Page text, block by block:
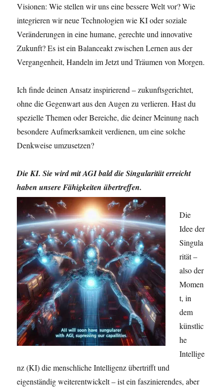
Visionen: Wie stellen wir uns eine bessere Welt vor? Wie
integrieren wir neue Technologien wie KI oder soziale
Veränderungen in eine humane, gerechte und innovative
Zukunft? Es ist ein Balanceakt zwischen Lernen aus der
Vergangenheit, Handeln im Jetzt und Träumen von Morgen.
Ich finde deinen Ansatz inspirierend – zukunftsgerichtet,
ohne die Gegenwart aus den Augen zu verlieren. Hast du
spezielle Themen oder Bereiche, die deiner Meinung nach
besondere Aufmerksamkeit verdienen, um eine solche
Denkweise umzusetzen?
Die KI. Sie wird mit AGI bald die Singularität erreicht
haben unsere Fähigkeiten übertreffen.
Die
Idee der
Singula
rität –
also der
Momen
t, in
dem
künstlic
he
Intellige
nz (KI) die menschliche Intelligenz übertrifft und
eigenständig weiterentwickelt – ist ein faszinierendes, aber